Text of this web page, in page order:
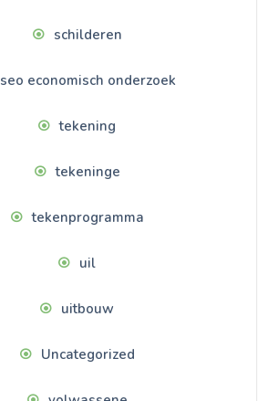
schilderen
seo economisch onderzoek
tekening
tekeninge
tekenprogramma
uil
uitbouw
Uncategorized